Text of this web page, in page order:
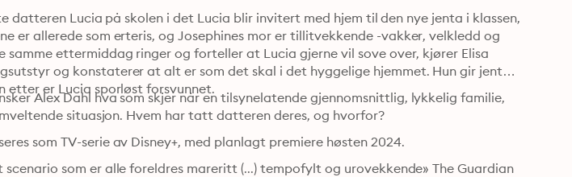
datteren Lucia på skolen i det Lucia blir invitert med hjem til den nye jenta i klassen,
er allerede som erteris, og Josephines mor er tillitvekkende -vakker, velkledd og
samme ettermiddag ringer og forteller at Lucia gjerne vil sove over, kjører Elisa
og konstaterer at alt er som det skal i det hyggelige hjemmet. Hun gir jenta
etter er Lucia sporløst forsvunnet.
Alex Dahl hva som skjer når en tilsynelatende gjennomsnittlig, lykkelig familie,
situasjon. Hvem har tatt datteren deres, og hvorfor?
som TV-serie av Disney+, med planlagt premiere høsten 2024.
scenario som er alle foreldres mareritt (...) tempofylt og urovekkende» The Guardian